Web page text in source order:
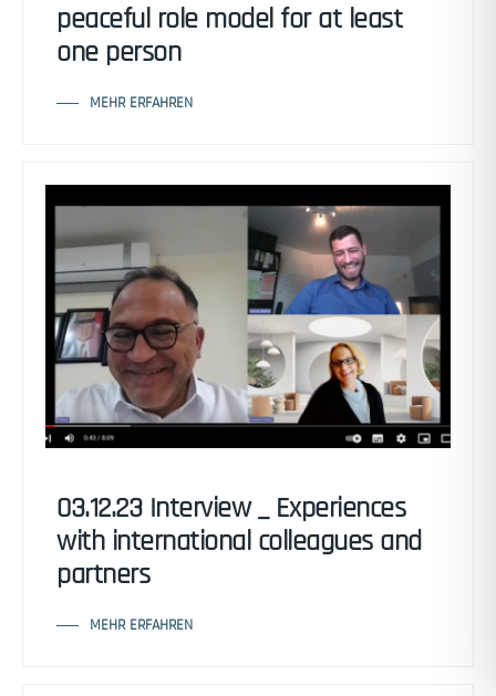
peaceful role model for at least
one person
MEHR ERFAHREN
03.12.23 Interview _ Experiences
with international colleagues and
partners
MEHR ERFAHREN